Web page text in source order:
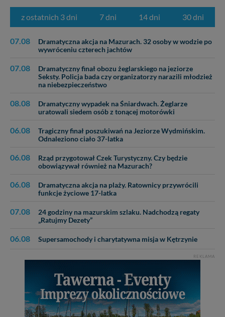
z ostatnich 3 dni 7 dni 14 dni 30 dni
07.08
Dramatyczna akcja na Mazurach. 32 osoby w wodzie po
wywróceniu czterech jachtów
07.08
Dramatyczny finał obozu żeglarskiego na jeziorze
Seksty. Policja bada czy organizatorzy narazili młodzież
na niebezpieczeństwo
08.08
Dramatyczny wypadek na Śniardwach. Żeglarze
uratowali siedem osób z tonącej motorówki
06.08
Tragiczny finał poszukiwań na Jeziorze Wydmińskim.
Odnaleziono ciało 37-latka
06.08
Rząd przygotował Czek Turystyczny. Czy będzie
obowiązywał również na Mazurach?
06.08
Dramatyczna akcja na plaży. Ratownicy przywrócili
funkcje życiowe 17-latka
07.08
24 godziny na mazurskim szlaku. Nadchodzą regaty
„Ratujmy Dezety”
06.08 Supersamochody i charytatywna misja w Kętrzynie
REKLAMA